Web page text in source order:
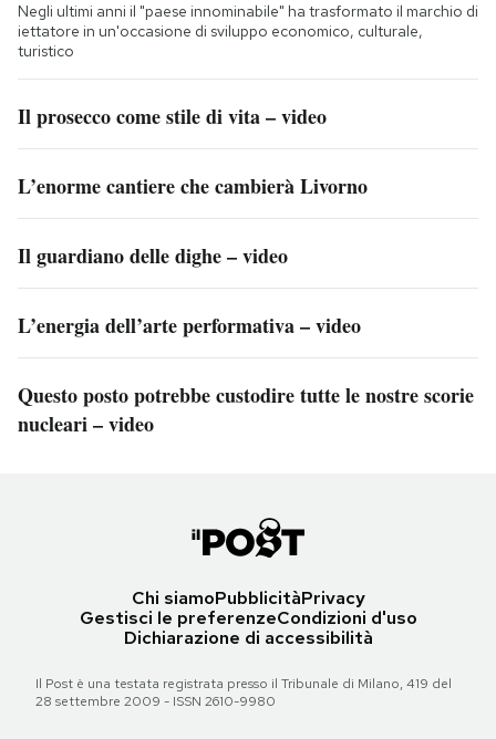
Negli ultimi anni il "paese innominabile" ha trasformato il marchio di
iettatore in un'occasione di sviluppo economico, culturale,
turistico
Il prosecco come stile di vita – video
L’enorme cantiere che cambierà Livorno
Il guardiano delle dighe – video
L’energia dell’arte performativa – video
Questo posto potrebbe custodire tutte le nostre scorie
nucleari – video
Chi siamoPubblicitàPrivacy
Gestisci le preferenzeCondizioni d'uso
Dichiarazione di accessibilità
Il Post è una testata registrata presso il Tribunale di Milano, 419 del
28 settembre 2009 - ISSN 2610-9980